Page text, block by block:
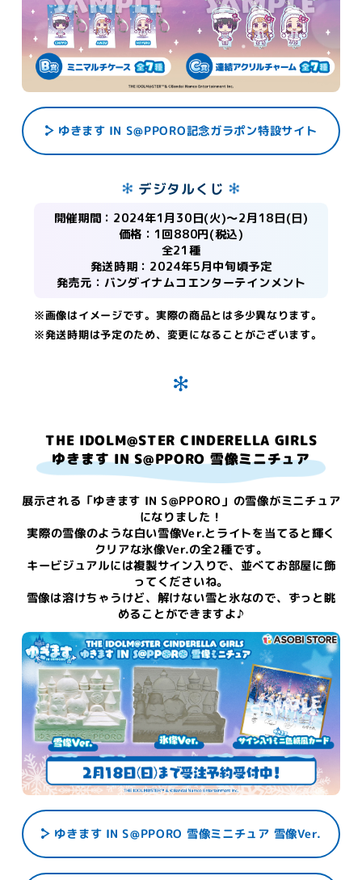
ゆきます IN S@PPORO記念ガラポン特設サイト
デジタルくじ
開催期間：2024年1月30日(火)～2月18日(日)
価格：1回880円(税込)
全21種
発送時期：2024年5月中旬頃予定
発売元：バンダイナムコエンターテインメント
※画像はイメージです。実際の商品とは多少異なります。
※発送時期は予定のため、変更になることがございます。
THE IDOLM@STER CINDERELLA GIRLS
ゆきます IN S@PPORO 雪像ミニチュア
展示される「ゆきます IN S@PPORO」の雪像がミニチュア
になりました！
実際の雪像のような白い雪像Ver.とライトを当てると輝く
クリアな氷像Ver.の全2種です。
キービジュアルには複製サイン入りで、並べてお部屋に飾
ってくださいね。
雪像は溶けちゃうけど、解けない雪と氷なので、ずっと眺
めることができますよ♪
ゆきます IN S@PPORO 雪像ミニチュア 雪像Ver.